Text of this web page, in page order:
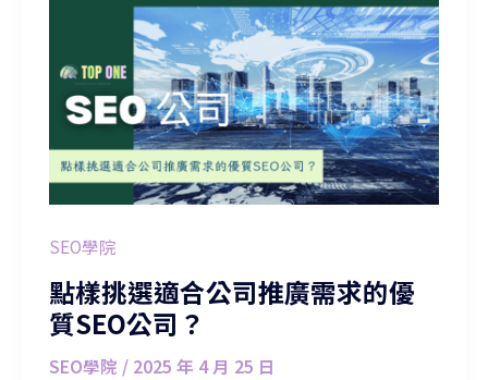
SEO學院
點樣挑選適合公司推廣需求的優
質SEO公司？
SEO學院 / 2025 年 4 月 25 日